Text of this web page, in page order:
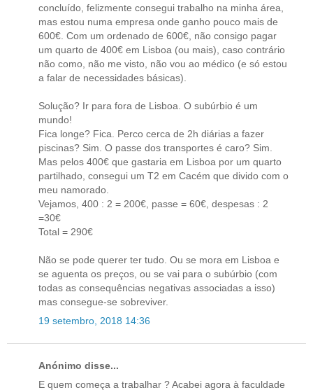
concluído, felizmente consegui trabalho na minha área,
mas estou numa empresa onde ganho pouco mais de
600€. Com um ordenado de 600€, não consigo pagar
um quarto de 400€ em Lisboa (ou mais), caso contrário
não como, não me visto, não vou ao médico (e só estou
a falar de necessidades básicas).
Solução? Ir para fora de Lisboa. O subúrbio é um
mundo!
Fica longe? Fica. Perco cerca de 2h diárias a fazer
piscinas? Sim. O passe dos transportes é caro? Sim.
Mas pelos 400€ que gastaria em Lisboa por um quarto
partilhado, consegui um T2 em Cacém que divido com o
meu namorado.
Vejamos, 400 : 2 = 200€, passe = 60€, despesas : 2
=30€
Total = 290€
Não se pode querer ter tudo. Ou se mora em Lisboa e
se aguenta os preços, ou se vai para o subúrbio (com
todas as consequências negativas associadas a isso)
mas consegue-se sobreviver.
19 setembro, 2018 14:36
Anónimo disse...
E quem começa a trabalhar ? Acabei agora à faculdade